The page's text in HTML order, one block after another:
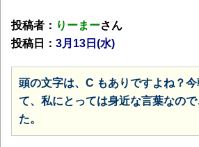
投稿者： りーまーさん
投稿日： 3月13日(水)
頭の文字は、C もありですよね？
て、私にとっては身近な言葉なの
た。